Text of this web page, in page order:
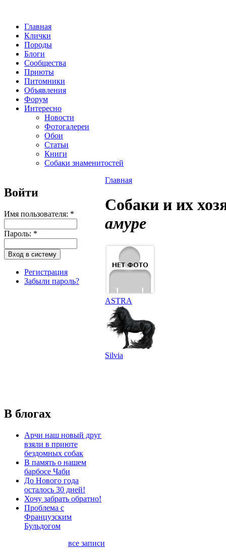
Главная
Клички
Породы
Блоги
Сообщества
Приюты
Питомники
Объявления
Форум
Интересно
Новости
Фотогалереи
Обои
Статьи
Книги
Собаки знаменитостей
Войти
Имя пользователя: *
Пароль: *
Регистрация
Забыли пароль?
В блогах
Арчи наш новый друг
взяли в приюте
бездомных собак
В память о нашем
барбосе Чаби
До Нового года
осталось 30 дней!
Хочу забрать обратно!
Проблема с
Французским
Бульдогом
все записи
Главная
Собаки и их
амуре
ASTRA
Silvia